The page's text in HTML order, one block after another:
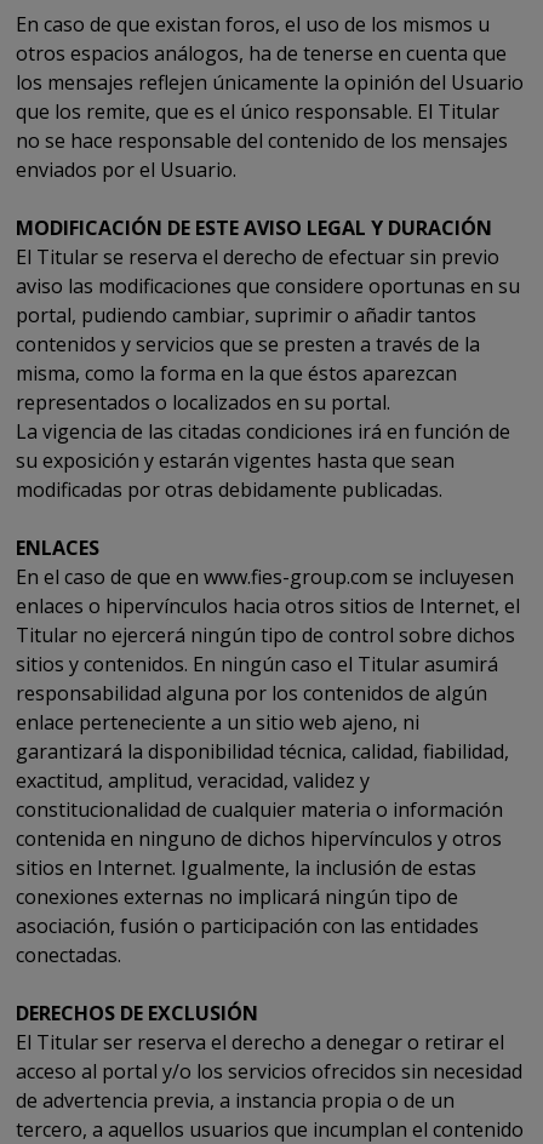
En caso de que existan foros, el uso de los mismos u
otros espacios análogos, ha de tenerse en cuenta que
los mensajes reflejen únicamente la opinión del Usuario
que los remite, que es el único responsable. El Titular
no se hace responsable del contenido de los mensajes
enviados por el Usuario.
MODIFICACIÓN DE ESTE AVISO LEGAL Y DURACIÓN
El Titular se reserva el derecho de efectuar sin previo
aviso las modificaciones que considere oportunas en su
portal, pudiendo cambiar, suprimir o añadir tantos
contenidos y servicios que se presten a través de la
misma, como la forma en la que éstos aparezcan
representados o localizados en su portal.
La vigencia de las citadas condiciones irá en función de
su exposición y estarán vigentes hasta que sean
modificadas por otras debidamente publicadas.
ENLACES
En el caso de que en www.fies-group.com se incluyesen
enlaces o hipervínculos hacia otros sitios de Internet, el
Titular no ejercerá ningún tipo de control sobre dichos
sitios y contenidos. En ningún caso el Titular asumirá
responsabilidad alguna por los contenidos de algún
enlace perteneciente a un sitio web ajeno, ni
garantizará la disponibilidad técnica, calidad, fiabilidad,
exactitud, amplitud, veracidad, validez y
constitucionalidad de cualquier materia o información
contenida en ninguno de dichos hipervínculos y otros
sitios en Internet. Igualmente, la inclusión de estas
conexiones externas no implicará ningún tipo de
asociación, fusión o participación con las entidades
conectadas.
DERECHOS DE EXCLUSIÓN
El Titular ser reserva el derecho a denegar o retirar el
acceso al portal y/o los servicios ofrecidos sin necesidad
de advertencia previa, a instancia propia o de un
tercero, a aquellos usuarios que incumplan el contenido